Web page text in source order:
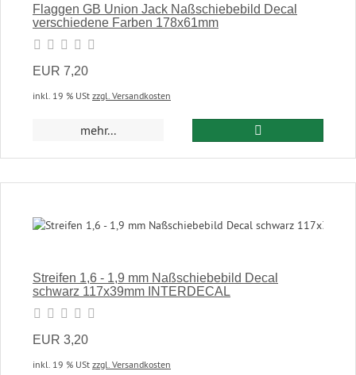
Flaggen GB Union Jack Naßschiebebild Decal
verschiedene Farben 178x61mm
EUR 7,20
inkl. 19 % USt zzgl. Versandkosten
mehr...
Streifen 1,6 - 1,9 mm Naßschiebebild Decal
schwarz 117x39mm INTERDECAL
EUR 3,20
inkl. 19 % USt zzgl. Versandkosten